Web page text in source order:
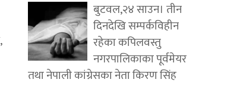
बुटवल,२४ साउन। तीन
दिनदेखि सम्पर्कविहीन
रहेका कपिलवस्तु
नगरपालिकाका पूर्वमेयर
तथा नेपाली कांग्रेसका नेता किरण सिंह